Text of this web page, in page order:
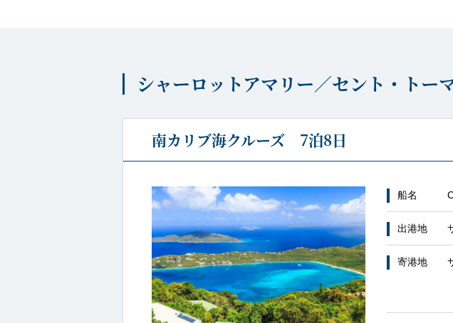
シャーロットアマリー／セント・トー
南カリブ海クルーズ 7泊8日
船名
出港地
寄港地